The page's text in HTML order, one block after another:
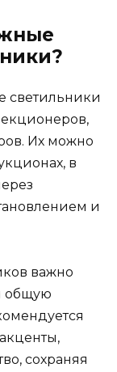
светильники
Их можно
в
и
важно
общую
сохраняя